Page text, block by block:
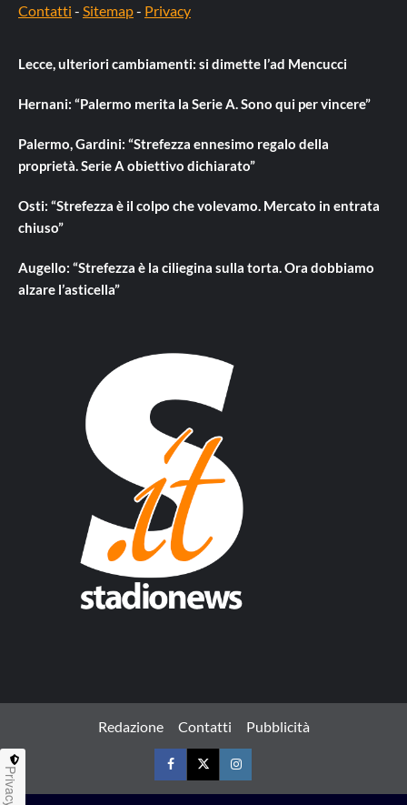
Contatti - Sitemap- Privacy
Lecce, ulteriori cambiamenti: si dimette l’ad Mencucci
Hernani: “Palermo merita la Serie A. Sono qui per vincere”
Palermo, Gardini: “Strefezza ennesimo regalo della
proprietà. Serie A obiettivo dichiarato”
Osti: “Strefezza è il colpo che volevamo. Mercato in entrata
chiuso”
Augello: “Strefezza è la ciliegina sulla torta. Ora dobbiamo
alzare l’asticella”
Redazione Contatti Pubblicità
FacebookTwitterInstagram
Privacy